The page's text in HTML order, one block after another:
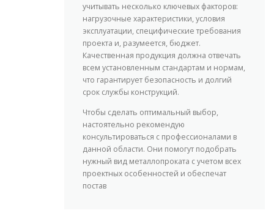
учитывать несколько ключевых факторов:
нагрузочные характеристики, условия
эксплуатации, специфические требования
проекта и, разумеется, бюджет.
Качественная продукция должна отвечать
всем установленным стандартам и нормам,
что гарантирует безопасность и долгий
срок службы конструкций.
Чтобы сделать оптимальный выбор,
настоятельно рекомендую
консультироваться с профессионалами в
данной области. Они помогут подобрать
нужный вид металлопроката с учетом всех
проектных особенностей и обеспечат
постав